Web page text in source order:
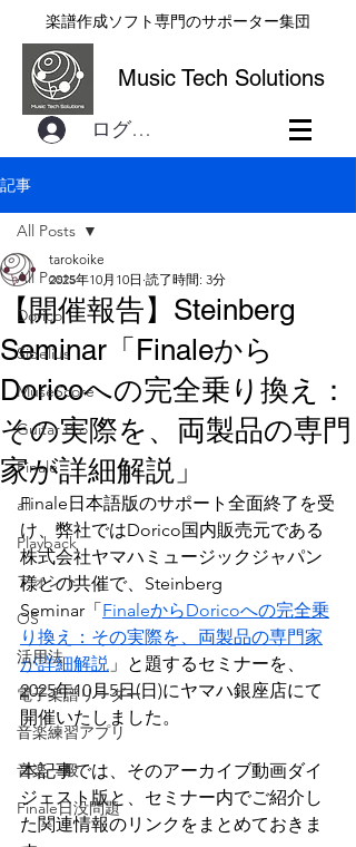
楽譜作成ソフト専門のサポーター集団
Music Tech Solutions
ログイン
記事
All Posts
Dorico
Sibelius
MuseScore
Guitar Pro
Finale
all
Playback
フォント
OS
活用法
電子楽譜リーダー
音楽練習アプリ
音楽一般
Finale日没問題
All Posts
【開催報告】Steinberg
Seminar「Finaleから
Doricoへの完全乗り換え：
その実際を、両製品の専門
家が詳細解説」
tarokoike
2025年10月10日 読了時間: 3分
Finale日本語版のサポート全面終了を受
け、弊社ではDorico国内販売元である
株式会社ヤマハミュージックジャパン
様との共催で、Steinberg
Seminar 「FinaleからDoricoへの完全乗
り換え：その実際を、両製品の専門家
が詳細解説 」と題するセミナーを、
2025年10月5日(日)にヤマハ銀座店にて
開催いたしました。
本記事では、そのアーカイブ動画ダイ
ジェスト版と、セミナー内でご紹介し
た関連情報のリンクをまとめておきま